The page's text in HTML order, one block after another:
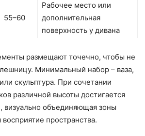
55–60
Рабочее место или
дополнительная
поверхность у дивана
размещают точечно, чтобы не
Минимальный набор – ваза,
скульптура. При сочетании
различной высоты достигается
визуально объединяющая зоны
пространства.